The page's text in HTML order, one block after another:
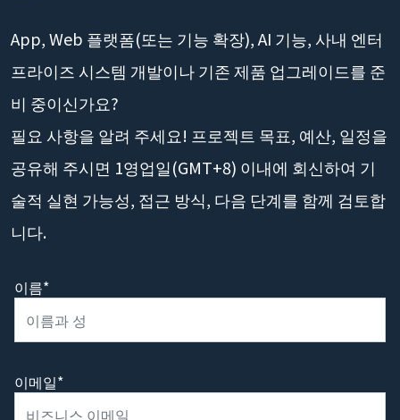
App, Web 플랫폼(또는 기능 확장), AI 기능, 사내 엔터
프라이즈 시스템 개발이나 기존 제품 업그레이드를 준
비 중이신가요?
필요 사항을 알려 주세요! 프로젝트 목표, 예산, 일정을
공유해 주시면 1영업일(GMT+8) 이내에 회신하여 기
술적 실현 가능성, 접근 방식, 다음 단계를 함께 검토합
니다.
이름*
이메일*